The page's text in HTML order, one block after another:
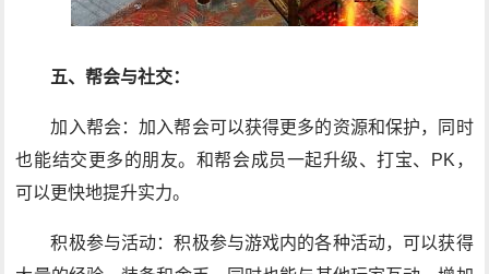
五、帮会与社交：
加入帮会：加入帮会可以获得更多的资源和保护，同时
也能结交更多的朋友。和帮会成员一起升级、打宝、PK，
可以更快地提升实力。
积极参与活动：积极参与游戏内的各种活动，可以获得